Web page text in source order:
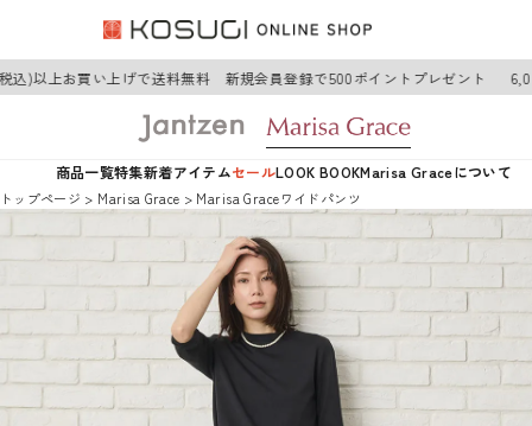
)以上お買い上げで送料無料 新規会員登録で500ポイントプレゼント
商品一覧特集新着アイテムセールLOOK BOOKMarisa Graceについて
トップページ Marisa Grace Marisa Graceワイドパンツ